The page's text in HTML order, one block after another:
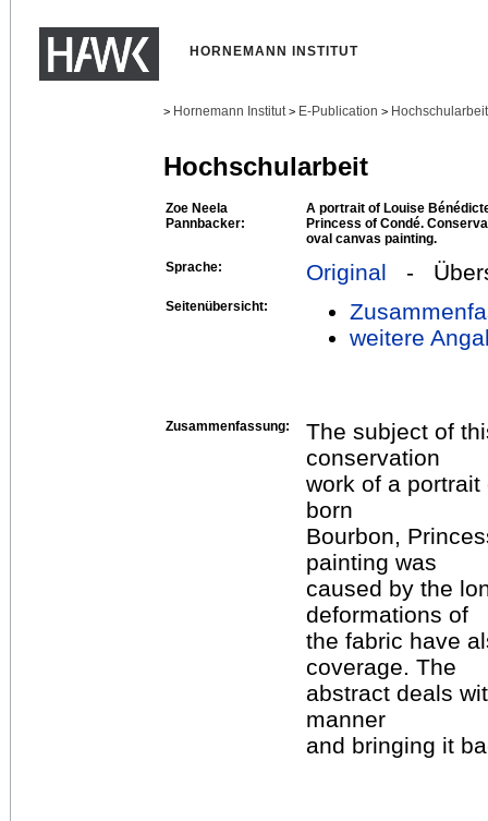
HORNEMANN INSTITUT
> Hornemann Institut > E-Publication >
Hochschularbeit
Zoe Neela
Pannbacker:
A portrait of Louise
Princess of Condé.
oval canvas painting.
Sprache:
Original -
Seitenübersicht:
weitere
Zusammenfassung:
The subject of
conservation
work of a
born
Bourbon,
painting was
caused by the
deformations of
the fabric have
coverage. The
abstract deals
manner
and bringing it